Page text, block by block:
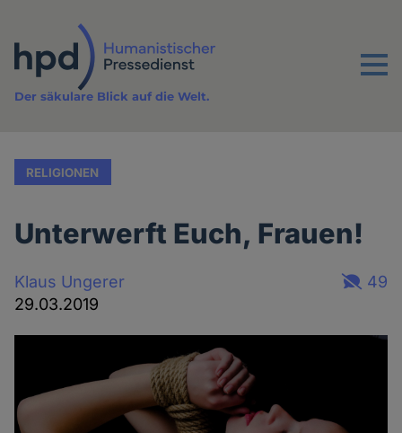
Inhalt
Menu
Der säkulare Blick auf die Welt.
RELIGIONEN
Unterwerft Euch, Frauen!
Klaus Ungerer
29.03.2019
49